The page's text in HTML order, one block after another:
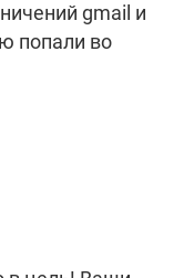
gmail и
попали во